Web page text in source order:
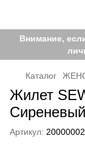
Внимание,
Каталог
Жилет
Сиреневый
Артикул: